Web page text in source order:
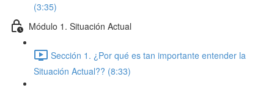
(3:35)
Módulo 1. Situación Actual
Sección 1. ¿Por qué es tan importante entender la
Situación Actual?? (8:33)